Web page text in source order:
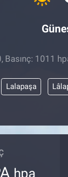
Basınç: 1011
Lalapaşa
hpa